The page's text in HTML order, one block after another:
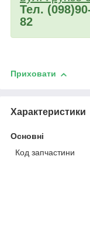
Тел.
82
Приховати
Характеристики
Основні
Код запчастини